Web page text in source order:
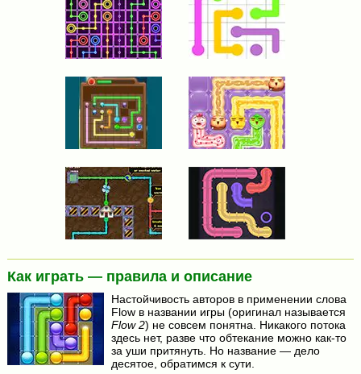
Как играть — правила и описание
Настойчивость авторов в применении слова
Flow в названии игры (оригинал называется
Flow 2) не совсем понятна. Никакого потока
здесь нет, разве что обтекание можно как-то
за уши притянуть. Но название — дело
десятое, обратимся к сути.